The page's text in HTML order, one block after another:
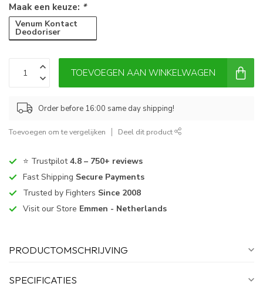
Maak een keuze: *
Venum Kontact
Deodoriser
TOEVOEGEN AAN WINKELWAGEN
Order before 16:00 same day shipping!
Toevoegen om te vergelijken Deel dit product
⭐ Trustpilot4.8 – 750+ reviews
Fast Shipping Secure Payments
Trusted by Fighters Since 2008
Visit our Store Emmen - Netherlands
PRODUCTOMSCHRIJVING
SPECIFICATIES